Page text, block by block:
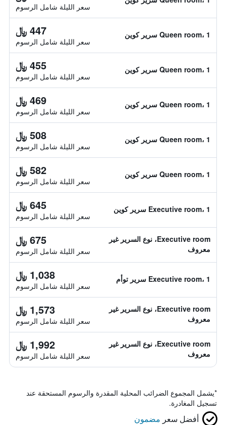
سعر الليلة شامل الرسوم
Queen room، 1 سرير كوين 447 ﷼
سعر الليلة شامل الرسوم
Queen room، 1 سرير كوين 455 ﷼
سعر الليلة شامل الرسوم
Queen room، 1 سرير كوين 469 ﷼
سعر الليلة شامل الرسوم
Queen room، 1 سرير كوين 508 ﷼
سعر الليلة شامل الرسوم
Queen room، 1 سرير كوين 582 ﷼
سعر الليلة شامل الرسوم
Executive room، 1 سرير كوين 645 ﷼
سعر الليلة شامل الرسوم
Executive room، نوع السرير غير
معروف
675 ﷼
سعر الليلة شامل الرسوم
Executive room، 1 سرير توأم 1,038 ﷼
سعر الليلة شامل الرسوم
Executive room، نوع السرير غير
معروف
1,573 ﷼
سعر الليلة شامل الرسوم
Executive room، نوع السرير غير
معروف
1,992 ﷼
سعر الليلة شامل الرسوم
*يشمل المجموع الضرائب المحلية المقدرة والرسوم المستحقة عند
تسجيل المغادرة.
أفضل سعر مضمون